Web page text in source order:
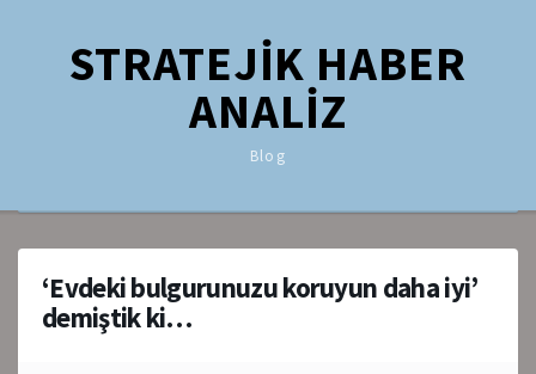
STRATEJİK HABER
ANALİZ
Blog
‘Evdeki bulgurunuzu koruyun daha iyi’
demiştik ki…